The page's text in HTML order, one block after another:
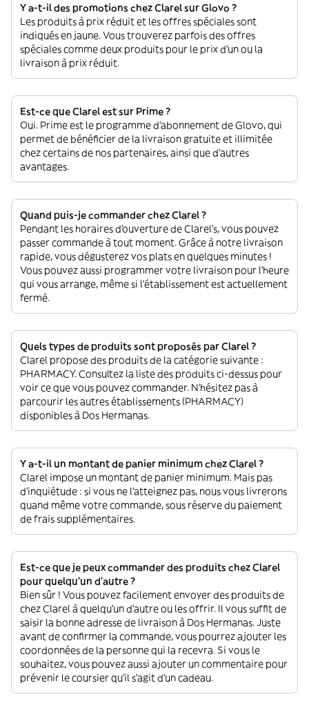
Y a-t-il des promotions chez Clarel sur Glovo ?
Les produits à prix réduit et les offres spéciales sont
indiqués en jaune. Vous trouverez parfois des offres
spéciales comme deux produits pour le prix d'un ou la
livraison à prix réduit.
Est-ce que Clarel est sur Prime ?
Oui. Prime est le programme d’abonnement de Glovo, qui
permet de bénéficier de la livraison gratuite et illimitée
chez certains de nos partenaires, ainsi que d’autres
avantages.
Quand puis-je commander chez Clarel ?
Pendant les horaires d'ouverture de Clarel’s, vous pouvez
passer commande à tout moment. Grâce à notre livraison
rapide, vous dégusterez vos plats en quelques minutes !
Vous pouvez aussi programmer votre livraison pour l'heure
qui vous arrange, même si l'établissement est actuellement
fermé.
Quels types de produits sont proposés par Clarel ?
Clarel propose des produits de la catégorie suivante :
PHARMACY. Consultez la liste des produits ci-dessus pour
voir ce que vous pouvez commander. N'hésitez pas à
parcourir les autres établissements (PHARMACY)
disponibles à Dos Hermanas.
Y a-t-il un montant de panier minimum chez Clarel ?
Clarel impose un montant de panier minimum. Mais pas
d'inquiétude : si vous ne l'atteignez pas, nous vous livrerons
quand même votre commande, sous réserve du paiement
de frais supplémentaires.
Est-ce que je peux commander des produits chez Clarel
pour quelqu'un d'autre ?
Bien sûr ! Vous pouvez facilement envoyer des produits de
chez Clarel à quelqu'un d'autre ou les offrir. Il vous suffit de
saisir la bonne adresse de livraison à Dos Hermanas. Juste
avant de confirmer la commande, vous pourrez ajouter les
coordonnées de la personne qui la recevra. Si vous le
souhaitez, vous pouvez aussi ajouter un commentaire pour
prévenir le coursier qu'il s'agit d'un cadeau.